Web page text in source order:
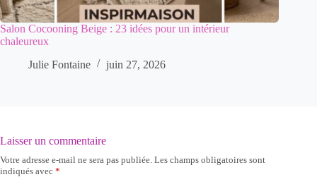
Salon Cocooning Beige : 23 idées pour un intérieur
chaleureux
Julie Fontaine
juin 27, 2026
Laisser un commentaire
Votre adresse e-mail ne sera pas publiée. Les champs obligatoires sont
indiqués avec *